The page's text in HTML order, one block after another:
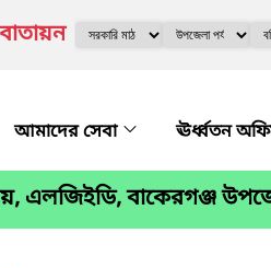
আমাদের সেবা ঊর্ধ্বতন
এলজিইডি, বাকেরগঞ্জ